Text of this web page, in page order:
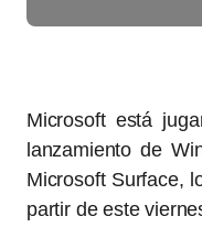
Microsoft está
lanzamiento de
Microsoft Surface,
partir de este